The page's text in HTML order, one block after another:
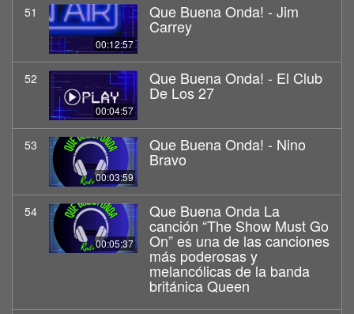
51
00:12:57
Que Buena Onda! - Jim
Carrey
52
00:04:57
Que Buena Onda! - El Club
De Los 27
53
00:03:59
Que Buena Onda! - Nino
Bravo
54
00:05:37
Que Buena Onda La
canción “The Show Must Go
On” es una de las canciones
más poderosas y
melancólicas de la banda
británica Queen